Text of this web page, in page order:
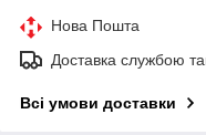
Нова Пошта
Доставка службою
Всі умови доставки